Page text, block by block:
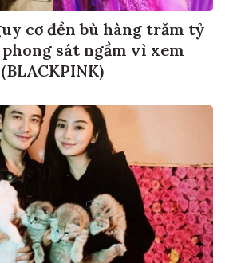
cơ đền bù hàng trăm tỷ
sát ngầm vì xem